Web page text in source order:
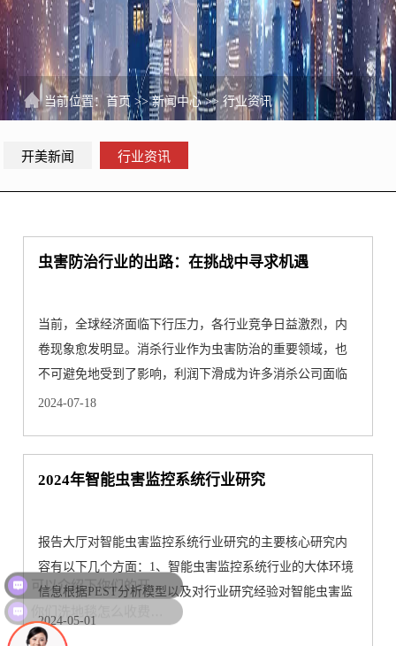
当前位置：首页 >>新闻中心>>行业资讯
开美新闻 行业资讯
虫害防治行业的出路：在挑战中寻求机遇
当前，全球经济面临下行压力，各行业竞争日益激烈，内
卷现象愈发明显。消杀行业作为虫害防治的重要领域，也
不可避免地受到了影响，利润下滑成为许多消杀公司面临
的现实问题···
2024-07-18
2024年智能虫害监控系统行业研究
报告大厅对智能虫害监控系统行业研究的主要核心研究内
容有以下几个方面：1、智能虫害监控系统行业的大体环境
信息根据PEST分析模型以及对行业研究经验对智能虫害监
控系统行业···
2024-05-01
可以介绍下你们的开荒保洁业务么？
你们洗地毯怎么收费的呢？